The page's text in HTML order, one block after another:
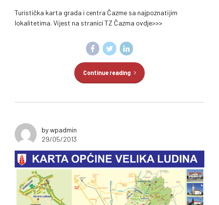
Turistička karta grada i centra Čazme sa najpoznatijim
lokalitetima. Vijest na stranici TZ Čazma ovdje>>>
Continue reading
by wpadmin
29/05/2013